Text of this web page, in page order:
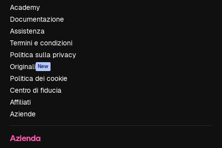
Academy
Documentazione
Assistenza
Termini e condizioni
Politica sulla privacy
Originali New
Politica dei cookie
Centro di fiducia
Affiliati
Aziende
Azienda